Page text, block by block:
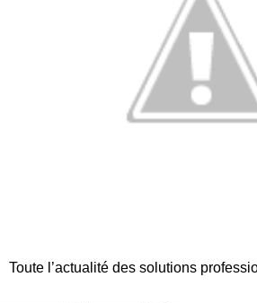
Toute l’actualité des solutions